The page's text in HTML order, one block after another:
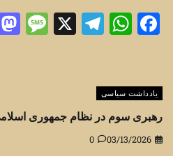
Facebook
X
یادداشت سیاسی
رهبری سوم در نظام جمهوری
03/13/2026
0